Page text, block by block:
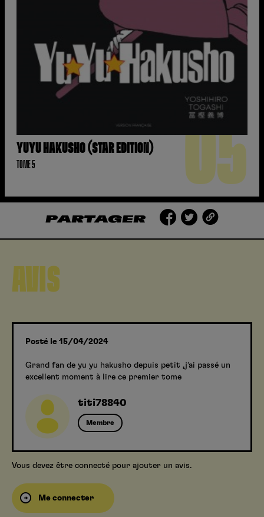
YUYU HAKUSHO (STAR EDITION)
TOME 5 05
PARTAGER
AVIS
Posté le 15/04/2024
Grand fan de yu yu hakusho depuis petit ,j’ai passé un
excellent moment à lire ce premier tome
titi78840
Membre
Vous devez être connecté pour ajouter un avis.
Me connecter